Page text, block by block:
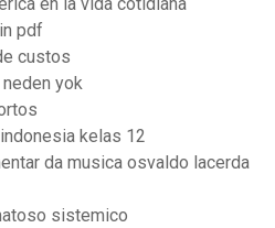
en la vida cotidiana
pdf
custos
yok
kelas 12
da musica osvaldo lacerda
sistemico